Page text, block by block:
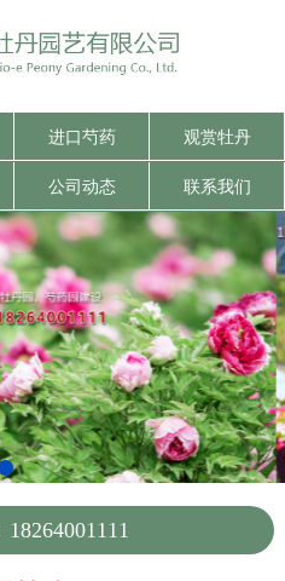
进口芍药 观赏牡丹
公司动态 联系我们